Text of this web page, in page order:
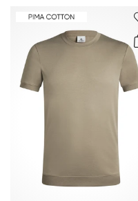
Meer informatie over dit
en
Veelgestelde vragen